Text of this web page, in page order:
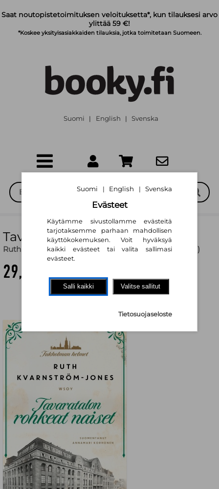
Saat noutopistetoimituksen veloituksetta*, kun tilauksesi arvo
ylittää 59 €!
*Koskee yksityisasiakkaiden tilauksia, jotka toimitetaan Suomeen.
Suomi | English | Svenska
Tavaratalon rohkeat naiset
Ruth Kvarnström-Jones,Annamari Korhonen (käänt.)
29,10 €
Suomi | English | Svenska
Evästeet
Käytämme sivustollamme evästeitä
tarjotaksemme parhaan mahdollisen
käyttökokemuksen. Voit hyväksyä
kaikki evästeet tai valita sallimasi
evästeet.
Salli kaikki Valitse sallitut
Tietosuojaseloste